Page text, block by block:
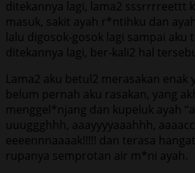
ditekannya lagi, lama2 sssrrrreettt
masuk, sakit ayah r*ntihku dan
lalu digosok-gosok lagi sampai
ditekannya lagi, ber-kali2 hal
Lama2 aku betul2 merasakan enak
belum pernah aku rasakan, yang
menggel*njang dan kupeluk ayah
uuuggghhh, aaayyyyaaahhh,
eeeennnaaaak!!!!! dan terasa
rupanya semprotan air m*ni ayah.